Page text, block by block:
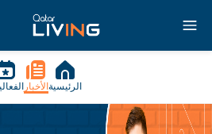
الرئيسية الأخبار